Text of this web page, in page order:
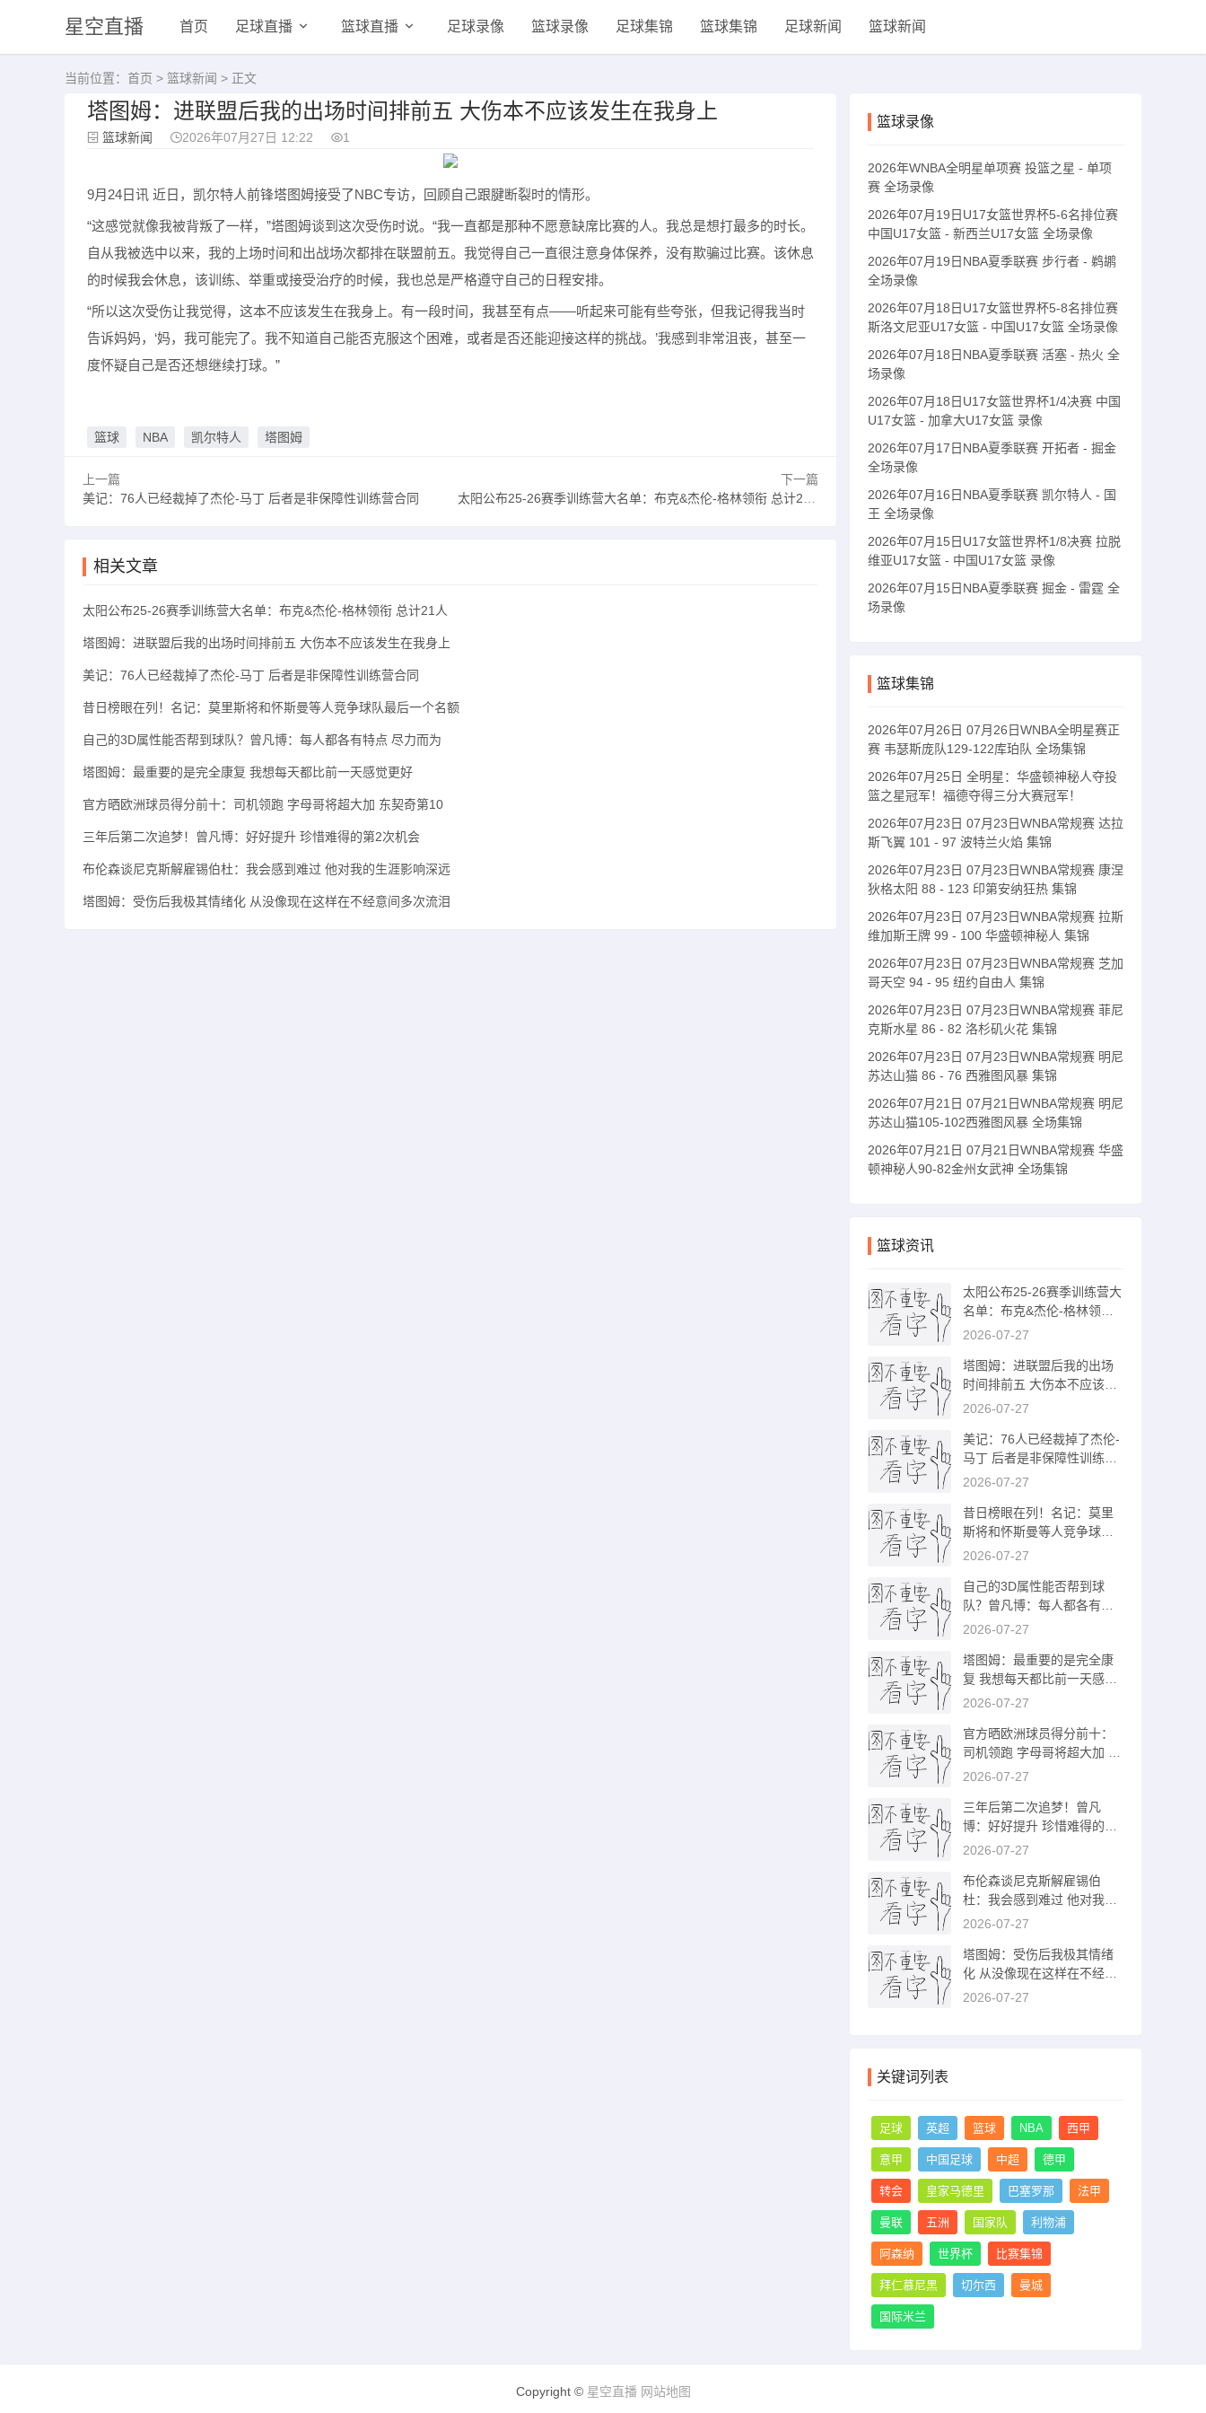
星空直播 首页 足球直播 篮球直播 足球录像 篮球录像 足球集锦 篮球集锦 足球新闻 篮球新闻
当前位置： 首页 > 篮球新闻 > 正文
塔图姆：进联盟后我的出场时间排前五 大伤本不应该发生在我身上
篮球新闻 2026年07月27日 12:22 1
9月24日讯 近日，凯尔特人前锋塔图姆接受了NBC专访，回顾自己跟腱断裂时的情形。
“这感觉就像我被背叛了一样，”塔图姆谈到这次受伤时说。“我一直都是那种不愿意缺席比赛的人。我总是想打最多的时长。
自从我被选中以来，我的上场时间和出战场次都排在联盟前五。我觉得自己一直很注意身体保养，没有欺骗过比赛。该休息
的时候我会休息，该训练、举重或接受治疗的时候，我也总是严格遵守自己的日程安排。
“所以这次受伤让我觉得，这本不应该发生在我身上。有一段时间，我甚至有点——听起来可能有些夸张，但我记得我当时
告诉妈妈，‘妈，我可能完了。我不知道自己能否克服这个困难，或者是否还能迎接这样的挑战。’我感到非常沮丧，甚至一
度怀疑自己是否还想继续打球。”
篮球 NBA 凯尔特人 塔图姆
上一篇
美记：76人已经裁掉了杰伦-马丁 后者是非保障性训练营合同
下一篇
太阳公布25-26赛季训练营大名单：布克&杰伦-格林领衔 总计21人
相关文章
太阳公布25-26赛季训练营大名单：布克&杰伦-格林领衔 总计21人
塔图姆：进联盟后我的出场时间排前五 大伤本不应该发生在我身上
美记：76人已经裁掉了杰伦-马丁 后者是非保障性训练营合同
昔日榜眼在列！名记：莫里斯将和怀斯曼等人竞争球队最后一个名额
自己的3D属性能否帮到球队？曾凡博：每人都各有特点 尽力而为
塔图姆：最重要的是完全康复 我想每天都比前一天感觉更好
官方晒欧洲球员得分前十：司机领跑 字母哥将超大加 东契奇第10
三年后第二次追梦！曾凡博：好好提升 珍惜难得的第2次机会
布伦森谈尼克斯解雇锡伯杜：我会感到难过 他对我的生涯影响深远
塔图姆：受伤后我极其情绪化 从没像现在这样在不经意间多次流泪
篮球录像
2026年WNBA全明星单项赛 投篮之星 - 单项
赛 全场录像
2026年07月19日U17女篮世界杯5-6名排位赛
中国U17女篮 - 新西兰U17女篮 全场录像
2026年07月19日NBA夏季联赛 步行者 - 鹈鹕
全场录像
2026年07月18日U17女篮世界杯5-8名排位赛
斯洛文尼亚U17女篮 - 中国U17女篮 全场录像
2026年07月18日NBA夏季联赛 活塞 - 热火 全
场录像
2026年07月18日U17女篮世界杯1/4决赛 中国
U17女篮 - 加拿大U17女篮 录像
2026年07月17日NBA夏季联赛 开拓者 - 掘金
全场录像
2026年07月16日NBA夏季联赛 凯尔特人 - 国
王 全场录像
2026年07月15日U17女篮世界杯1/8决赛 拉脱
维亚U17女篮 - 中国U17女篮 录像
2026年07月15日NBA夏季联赛 掘金 - 雷霆 全
场录像
篮球集锦
2026年07月26日 07月26日WNBA全明星赛正
赛 韦瑟斯庞队129-122库珀队 全场集锦
2026年07月25日 全明星：华盛顿神秘人夺投
篮之星冠军！福德夺得三分大赛冠军！
2026年07月23日 07月23日WNBA常规赛 达拉
斯飞翼 101 - 97 波特兰火焰 集锦
2026年07月23日 07月23日WNBA常规赛 康涅
狄格太阳 88 - 123 印第安纳狂热 集锦
2026年07月23日 07月23日WNBA常规赛 拉斯
维加斯王牌 99 - 100 华盛顿神秘人 集锦
2026年07月23日 07月23日WNBA常规赛 芝加
哥天空 94 - 95 纽约自由人 集锦
2026年07月23日 07月23日WNBA常规赛 菲尼
克斯水星 86 - 82 洛杉矶火花 集锦
2026年07月23日 07月23日WNBA常规赛 明尼
苏达山猫 86 - 76 西雅图风暴 集锦
2026年07月21日 07月21日WNBA常规赛 明尼
苏达山猫105-102西雅图风暴 全场集锦
2026年07月21日 07月21日WNBA常规赛 华盛
顿神秘人90-82金州女武神 全场集锦
篮球资讯
太阳公布25-26赛季训练营大
名单：布克&杰伦-格林领衔
总计21人
2026-07-27
塔图姆：进联盟后我的出场
时间排前五 大伤本不应该发
生在我身上
2026-07-27
美记：76人已经裁掉了杰伦-
马丁 后者是非保障性训练营
合同
2026-07-27
昔日榜眼在列！名记：莫里
斯将和怀斯曼等人竞争球队
最后一个名额
2026-07-27
自己的3D属性能否帮到球
队？曾凡博：每人都各有特
点 尽力而为
2026-07-27
塔图姆：最重要的是完全康
复 我想每天都比前一天感觉
更好
2026-07-27
官方晒欧洲球员得分前十：
司机领跑 字母哥将超大加 东
契奇第10
2026-07-27
三年后第二次追梦！曾凡
博：好好提升 珍惜难得的第
2次机会
2026-07-27
布伦森谈尼克斯解雇锡伯
杜：我会感到难过 他对我的
生涯影响深远
2026-07-27
塔图姆：受伤后我极其情绪
化 从没像现在这样在不经意
间多次流泪
2026-07-27
关键词列表
足球 英超 篮球 NBA 西甲
意甲 中国足球 中超 德甲
转会 皇家马德里 巴塞罗那 法甲
曼联 五洲 国家队 利物浦
阿森纳 世界杯 比赛集锦
拜仁慕尼黑 切尔西 曼城
国际米兰
Copyright © 星空直播 网站地图